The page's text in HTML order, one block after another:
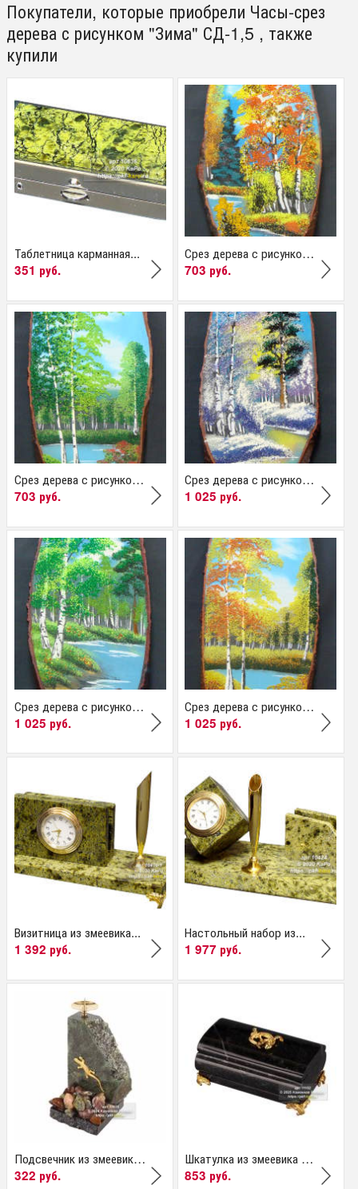
Покупатели, которые приобрели Часы-срез
дерева с рисунком "Зима" СД-1,5 , также
купили
Таблетница карманная...
351 руб.
Срез дерева с рисунком...
703 руб.
Срез дерева с рисунком...
703 руб.
Срез дерева с рисунком...
1 025 руб.
Срез дерева с рисунком...
1 025 руб.
Срез дерева с рисунком...
1 025 руб.
Визитница из змеевика...
1 392 руб.
Настольный набор из...
1 977 руб.
Подсвечник из змеевика...
322 руб.
Шкатулка из змеевика с...
853 руб.